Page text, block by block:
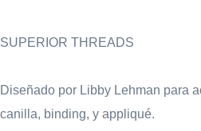
SUPERIOR THREADS
Diseñado por Libby Lehman para
canilla, binding, y appliqué.